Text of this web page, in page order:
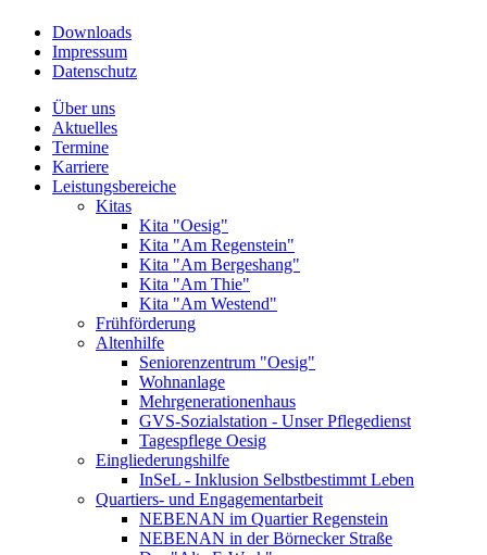
Downloads
Impressum
Datenschutz
Über uns
Aktuelles
Termine
Karriere
Leistungsbereiche
Kitas
Kita "Oesig"
Kita "Am Regenstein"
Kita "Am Bergeshang"
Kita "Am Thie"
Kita "Am Westend"
Frühförderung
Altenhilfe
Seniorenzentrum "Oesig"
Wohnanlage
Mehrgenerationenhaus
GVS-Sozialstation - Unser Pflegedienst
Tagespflege Oesig
Eingliederungshilfe
InSeL - Inklusion Selbstbestimmt Leben
Quartiers- und Engagementarbeit
NEBENAN im Quartier Regenstein
NEBENAN in der Börnecker Straße